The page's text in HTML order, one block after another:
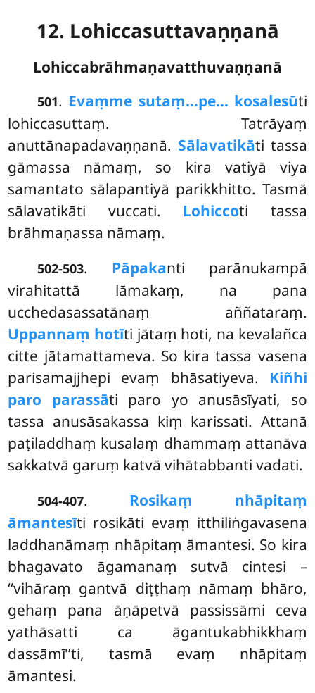
12. Lohiccasuttavaṇṇanā
Lohiccabrāhmaṇavatthuvaṇṇanā
501. Evaṃme sutaṃ…pe… kosalesūti
lohiccasuttaṃ. Tatrāyaṃ
anuttānapadavaṇṇanā. Sālavatikāti tassa
gāmassa nāmaṃ, so kira vatiyā viya
samantato sālapantiyā parikkhitto. Tasmā
sālavatikāti vuccati. Lohiccoti tassa
brāhmaṇassa nāmaṃ.
502-503. Pāpakanti parānukampā
virahitattā lāmakaṃ, na pana
ucchedasassatānaṃ aññataraṃ.
Uppannaṃ hotīti jātaṃ hoti, na kevalañca
citte jātamattameva. So kira tassa vasena
parisamajjhepi evaṃ bhāsatiyeva. Kiñhi
paro parassāti paro yo anusāsīyati, so
tassa anusāsakassa kiṃ karissati. Attanā
paṭiladdhaṃ kusalaṃ dhammaṃ attanāva
sakkatvā garuṃ katvā vihātabbanti vadati.
504-407. Rosikaṃ nhāpitaṃ
āmantesīti rosikāti evaṃ itthiliṅgavasena
laddhanāmaṃ nhāpitaṃ āmantesi. So kira
bhagavato āgamanaṃ sutvā cintesi –
‘‘vihāraṃ gantvā diṭṭhaṃ nāmaṃ bhāro,
gehaṃ pana āṇāpetvā passissāmi ceva
yathāsatti ca āgantukabhikkhaṃ
dassāmī’’ti, tasmā evaṃ nhāpitaṃ
āmantesi.